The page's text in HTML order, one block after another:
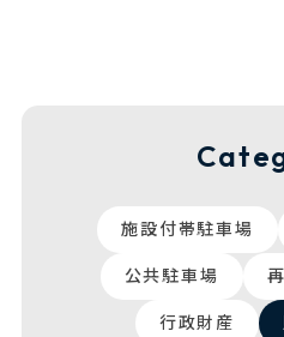
施設付帯駐車場
公共駐車場
行政財産